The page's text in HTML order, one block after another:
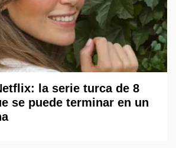
la serie turca de 8
se puede terminar en un